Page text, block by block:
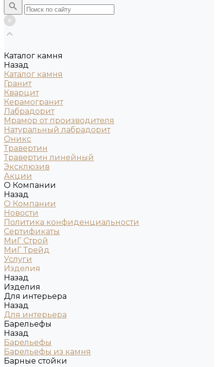
Каталог камня
Назад
Каталог камня
Гранит
Кварцит
Керамогранит
Лабрадорит
Мрамор от производителя
Натуральный лабрадорит
Оникс
Травертин
Травертин линейный
Эксклюзив
Акции
О Компании
Назад
О Компании
Новости
Политика конфиденциальности
Сертификаты
МиГ Строй
МиГ Трейд
Услуги
Изделия
Назад
Изделия
Для интерьера
Назад
Для интерьера
Барельефы
Назад
Барельефы
Барельефы из камня
Барные стойки